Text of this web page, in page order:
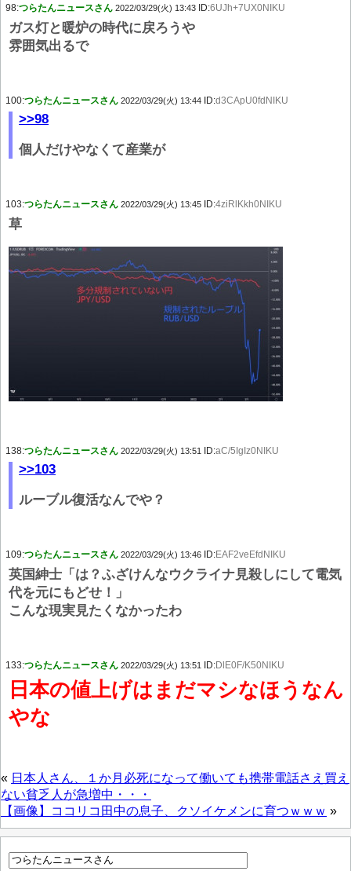
98:つらたんニュースさん 2022/03/29(火) 13:43 ID:6UJh+7UX0NIKU
ガス灯と暖炉の時代に戻ろうや
雰囲気出るで
100:つらたんニュースさん 2022/03/29(火) 13:44 ID:d3CApU0fdNIKU
>>98
個人だけやなくて産業が
103:つらたんニュースさん 2022/03/29(火) 13:45 ID:4ziRlKkh0NIKU
草
138:つらたんニュースさん 2022/03/29(火) 13:51 ID:aC/5IgIz0NIKU
>>103
ルーブル復活なんでや？
109:つらたんニュースさん 2022/03/29(火) 13:46 ID:EAF2veEfdNIKU
英国紳士「は？ふざけんなウクライナ見殺しにして電気
代を元にもどせ！」
こんな現実見たくなかったわ
133:つらたんニュースさん 2022/03/29(火) 13:51 ID:DlE0F/K50NIKU
日本の値上げはまだマシなほうなん
やな
« 日本人さん、１か月必死になって働いても携帯電話さえ買え
ない貧乏人が急増中・・・
【画像】ココリコ田中の息子、クソイケメンに育つｗｗｗ »